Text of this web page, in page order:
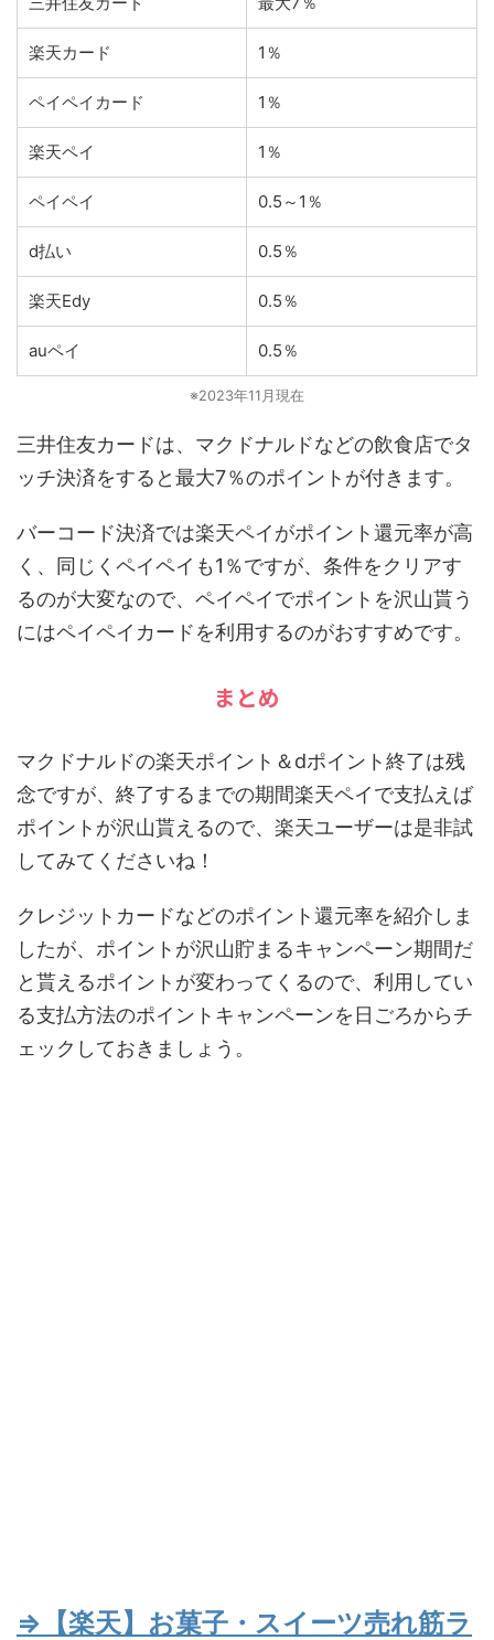
楽天カード 1％
ペイペイカード 1％
楽天ペイ 1％
ペイペイ 0.5～1％
d払い 0.5％
楽天Edy 0.5％
auペイ 0.5％
※2023年11月現在
三井住友カードは、マクドナルドなどの飲食店でタ
ッチ決済をすると最大7％のポイントが付きます。
バーコード決済では楽天ペイがポイント還元率が高
く、同じくペイペイも1％ですが、条件をクリアす
るのが大変なので、ペイペイでポイントを沢山貰う
にはペイペイカードを利用するのがおすすめです。
まとめ
マクドナルドの楽天ポイント＆dポイント終了は残
念ですが、終了するまでの期間楽天ペイで支払えば
ポイントが沢山貰えるので、楽天ユーザーは是非試
してみてくださいね！
クレジットカードなどのポイント還元率を紹介しま
したが、ポイントが沢山貯まるキャンペーン期間だ
と貰えるポイントが変わってくるので、利用してい
る支払方法のポイントキャンペーンを日ごろからチ
ェックしておきましょう。
⇒【楽天】お菓子・スイーツ売れ筋ラ